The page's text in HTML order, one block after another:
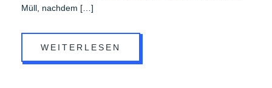
Müll, nachdem […]
WEITERLESEN